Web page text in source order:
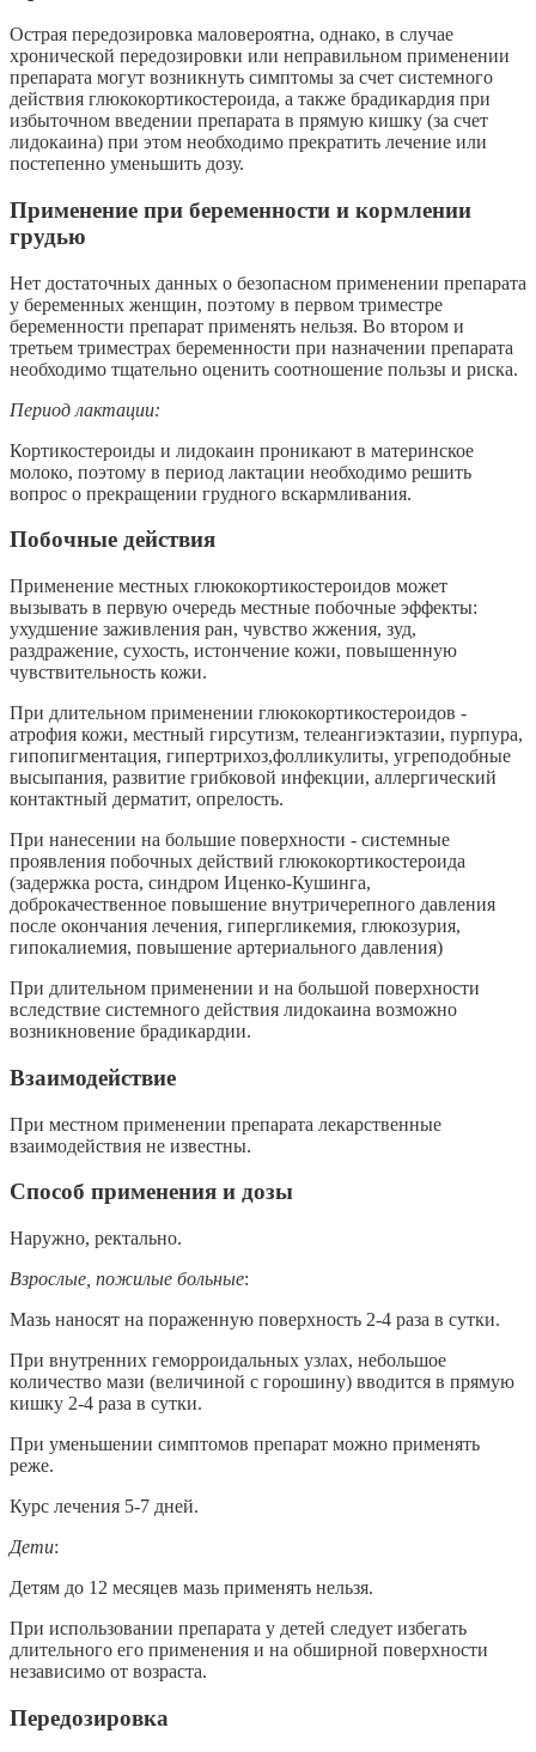
Острая передозировка маловероятна, однако, в случае
хронической передозировки или неправильном применении
препарата могут возникнуть симптомы за счет системного
действия глюкокортикостероида, а также брадикардия при
избыточном введении препарата в прямую кишку (за счет
лидокаина) при этом необходимо прекратить лечение или
постепенно уменьшить дозу.
Применение при беременности и кормлении
грудью
Нет достаточных данных о безопасном применении препарата
у беременных женщин, поэтому в первом триместре
беременности препарат применять нельзя. Во втором и
третьем триместрах беременности при назначении препарата
необходимо тщательно оценить соотношение пользы и риска.
Период лактации:
Кортикостероиды и лидокаин проникают в материнское
молоко, поэтому в период лактации необходимо решить
вопрос о прекращении грудного вскармливания.
Побочные действия
Применение местных глюкокортикостероидов может
вызывать в первую очередь местные побочные эффекты:
ухудшение заживления ран, чувство жжения, зуд,
раздражение, сухость, истончение кожи, повышенную
чувствительность кожи.
При длительном применении глюкокортикостероидов -
атрофия кожи, местный гирсутизм, телеангиэктазии, пурпура,
гипопигментация, гипертрихоз,фолликулиты, угреподобные
высыпания, развитие грибковой инфекции, аллергический
контактный дерматит, опрелость.
При нанесении на большие поверхности - системные
проявления побочных действий глюкокортикостероида
(задержка роста, синдром Иценко-Кушинга,
доброкачественное повышение внутричерепного давления
после окончания лечения, гипергликемия, глюкозурия,
гипокалиемия, повышение артериального давления)
При длительном применении и на большой поверхности
вследствие системного действия лидокаина возможно
возникновение брадикардии.
Взаимодействие
При местном применении препарата лекарственные
взаимодействия не известны.
Способ применения и дозы
Наружно, ректально.
Взрослые, пожилые больные:
Мазь наносят на пораженную поверхность 2-4 раза в сутки.
При внутренних геморроидальных узлах, небольшое
количество мази (величиной с горошину) вводится в прямую
кишку 2-4 раза в сутки.
При уменьшении симптомов препарат можно применять
реже.
Курс лечения 5-7 дней.
Дети:
Детям до 12 месяцев мазь применять нельзя.
При использовании препарата у детей следует избегать
длительного его применения и на обширной поверхности
независимо от возраста.
Передозировка